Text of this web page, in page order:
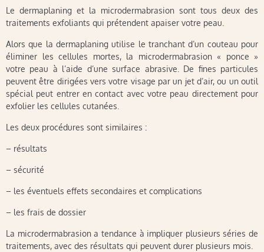
Le dermaplaning et la microdermabrasion sont tous deux des
traitements exfoliants qui prétendent apaiser votre peau.
Alors que la dermaplaning utilise le tranchant d’un couteau pour
éliminer les cellules mortes, la microdermabrasion « ponce »
votre peau à l’aide d’une surface abrasive. De fines particules
peuvent être dirigées vers votre visage par un jet d’air, ou un outil
spécial peut entrer en contact avec votre peau directement pour
exfolier les cellules cutanées.
Les deux procédures sont similaires :
– résultats
– sécurité
– les éventuels effets secondaires et complications
– les frais de dossier
La microdermabrasion a tendance à impliquer plusieurs séries de
traitements, avec des résultats qui peuvent durer plusieurs mois.